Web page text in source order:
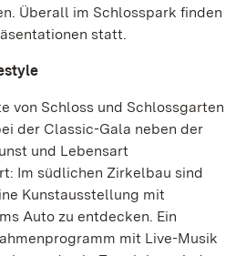
Überall im Schlosspark finden
statt.
von Schloss und Schlossgarten
der Classic-Gala neben der
und Lebensart
Im südlichen Zirkelbau sind
Kunstausstellung mit
Auto zu entdecken. Ein
mit Live-Musik